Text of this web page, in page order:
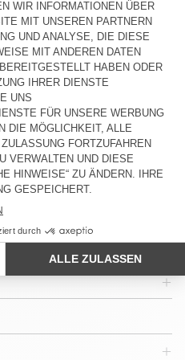
115 €